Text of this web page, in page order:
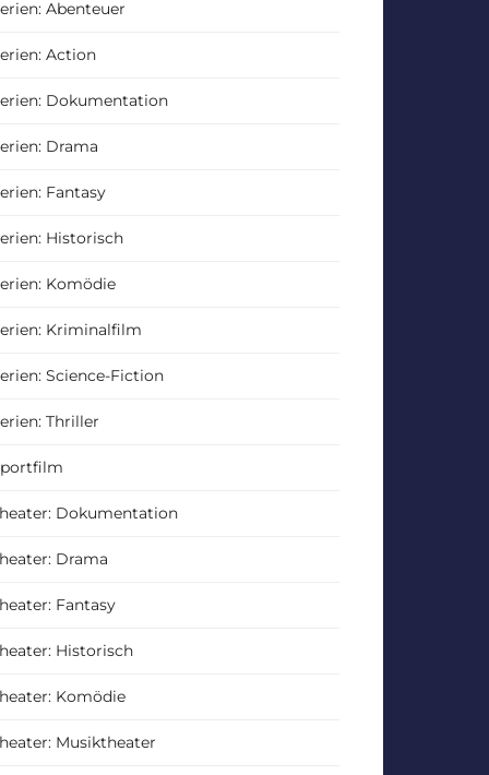
Abenteuer
Action
Dokumentation
Drama
Fantasy
Historisch
Komödie
Kriminalfilm
Science-Fiction
Thriller
Dokumentation
Drama
Fantasy
Historisch
Komödie
Musiktheater